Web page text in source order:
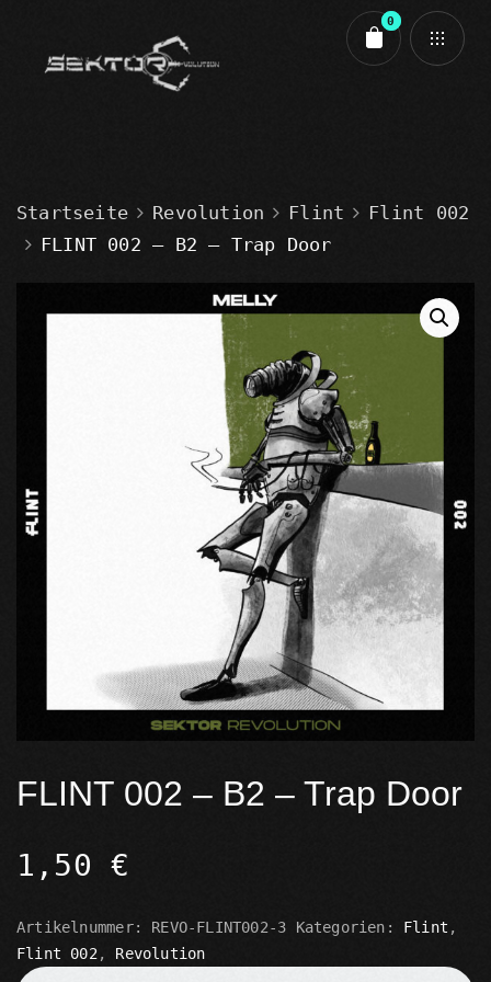
0
Startseite Revolution Flint
Flint 002
FLINT 002 – B2 – Trap Door
FLINT 002 – B2 – Trap Door
1,50€
Artikelnummer: REVO-FLINT002-3 Kategorien: Flint ,
Flint 002 , Revolution